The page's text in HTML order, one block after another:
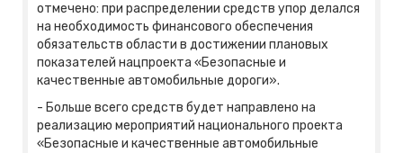
отмечено: при распределении средств упор делался
на необходимость финансового обеспечения
обязательств области в достижении плановых
показателей нацпроекта «Безопасные и
качественные автомобильные дороги».
- Больше всего средств будет направлено на
реализацию мероприятий национального проекта
«Безопасные и качественные автомобильные